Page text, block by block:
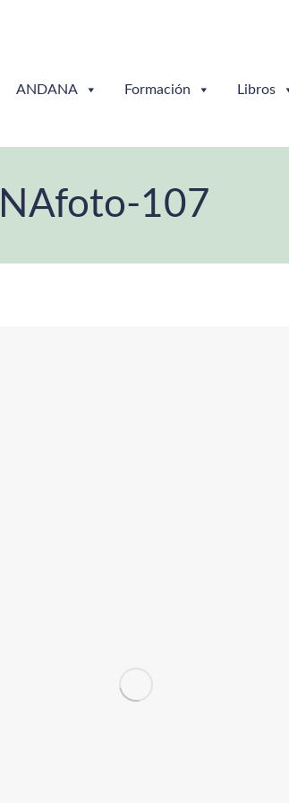
ANDANA Formación Libros
107